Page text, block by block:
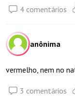
4 comentários
anônima
vermelho, nem no
3 comentários